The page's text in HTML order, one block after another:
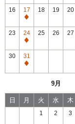
館
常
休
館
16
17
通
常
休
館
18 19 20
23
24
通
常
休
館
25 26 27
30
31
通
館
9月
日 月 火 水 木
1 2 3